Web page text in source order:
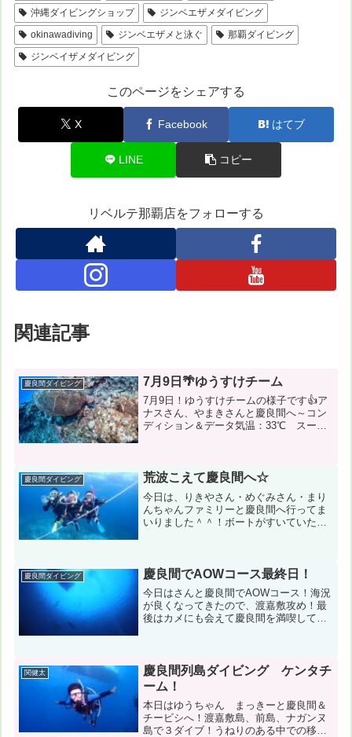
沖縄ダイビングショップ
ジンベエザメダイビング
okinawadiving
ジンベエザメと泳ぐ
那覇ダイビング
ジンベイザメダイビング
このページをシェアする
X Facebook はてブ
LINE コピー
リベルテ那覇店をフォローする
関連記事
慶良間ダイビング 7月9日🌴ゆうすけチーム
7月9日！ゆうすけチームの様子です👍ア
ナスさん、やまきさんと慶良間へ～コン
ディション＆データ気温：33℃ スー
１本目：渡嘉敷島...
慶良間ダイビング 荒波こえて慶良間へ☆
今日は、りきやさん・めぐみさん・まり
んちゃんファミリーと慶良間へ行ってま
いりました＾＾！ボートがすいていたの
スタッフ：木村真佑美１...
慶良間ダイビング 慶良間でAOWコース最終日！
今日はさんと慶良間でAOWコース！海況
が良くなってきたので、渡嘉敷攻め！最
後はカメにも会えて慶良間を満喫して来
０．５m うねり：な...
関健太
慶良間列島ダイビング ケンタチ
ーム！
本日はゆうちゃん まっきーと慶良間＆
チービシへ！渡嘉敷島、前島、ナガンヌ
島で３ダイブ！うねりのある中での移動